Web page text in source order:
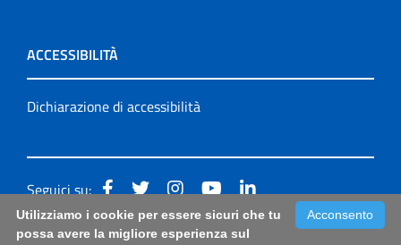
ACCESSIBILITÀ
Dichiarazione di accessibilità
Seguici su:
Accessibilità: form di segnalazione di prima istanza per
Acconsento
Utilizziamo i cookie per essere sicuri che tu
possa avere la migliore esperienza sul